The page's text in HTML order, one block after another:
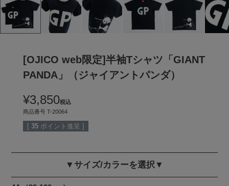
[OJICO web限定]半袖Tシャツ「GIANT
PANDA」（ジャイアントパンダ）
¥3,850税込
商品番号 T-20064
[ 35 ポイント進呈 ]
▼サイズ/カラーを選択▼